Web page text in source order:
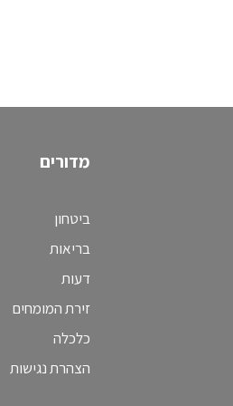
מדורים
ביטחון
בריאות
דעות
זירת המומחים
כלכלה
הצהרת נגישות